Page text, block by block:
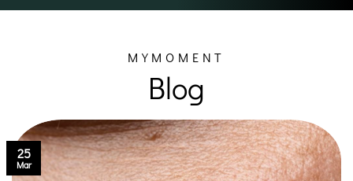
MYMOMENT
Blog
25
Mar